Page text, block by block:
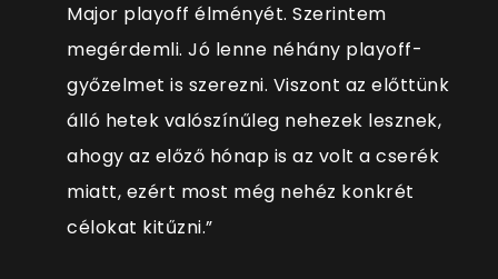
Major playoff élményét. Szerintem
megérdemli. Jó lenne néhány playoff-
győzelmet is szerezni. Viszont az előttünk
álló hetek valószínűleg nehezek lesznek,
ahogy az előző hónap is az volt a cserék
miatt, ezért most még nehéz konkrét
célokat kitűzni.”